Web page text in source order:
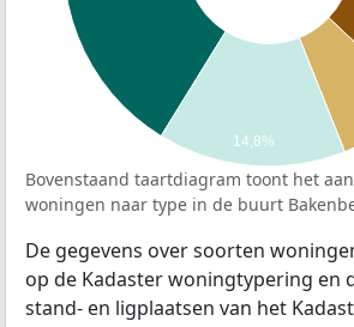
14,8%
Bovenstaand taartdiagram toont het
woningen naar type in de buurt
De gegevens over soorten
op de Kadaster woningtypering en
stand- en ligplaatsen van het